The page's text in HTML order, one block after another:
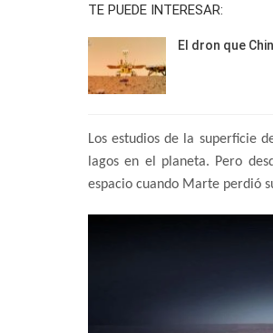
TE PUEDE INTERESAR:
El dron que
Los estudios de la superficie
lagos en el planeta. Pero
espacio cuando Marte perdió